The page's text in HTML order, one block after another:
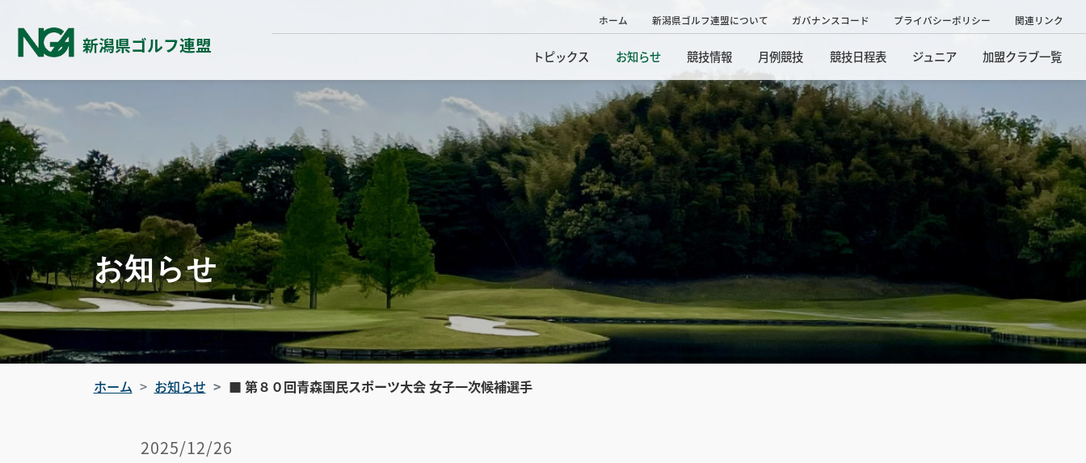
新潟県ゴルフ連盟
ホーム 新潟県ゴルフ連盟について ガバナンスコード プライバシーポリシー 関連リンク
トピックス お知らせ 競技情報 月例競技 競技日程表 ジュニア 加盟クラブ一覧
お知らせ
ホーム お知らせ ■ 第８０回青森国民スポーツ大会 女子一次候補選手
2025/12/26